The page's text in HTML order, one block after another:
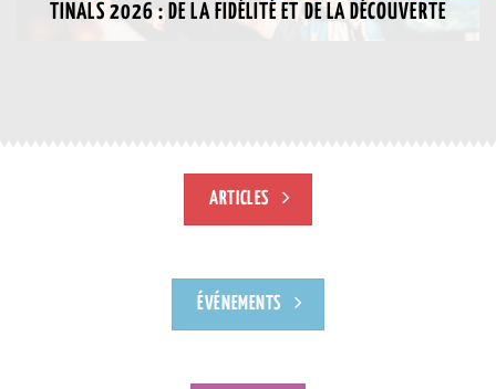
TINALS 2026 : DE LA FIDÉLITÉ ET DE LA DÉCOUVERTE
ARTICLES
ÉVÉNEMENTS